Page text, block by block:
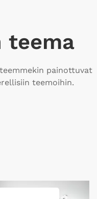
teema
painottuvat
teemoihin.